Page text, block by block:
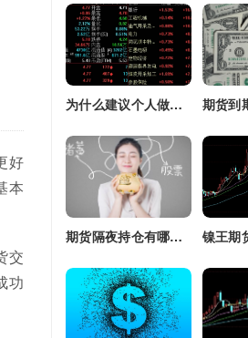
好
本
交
功
为什么建议个人做期货(为什么建议个人做期货交易)
期货隔夜持仓有哪些(期货隔夜持仓有哪些风险)